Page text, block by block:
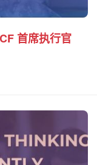
首席执行官